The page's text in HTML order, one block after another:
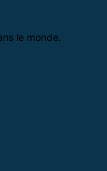
le monde.